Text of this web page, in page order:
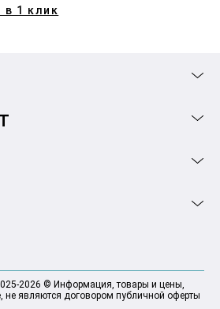
в 1 клик
2026 © Информация, товары и цены,
не являются договором публичной оферты